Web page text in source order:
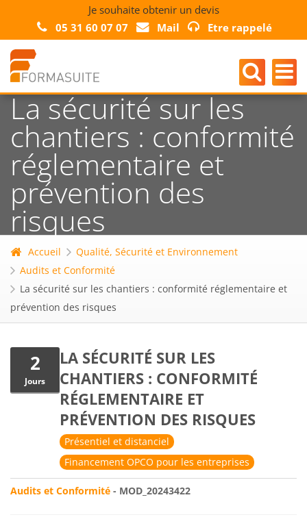
Je souhaite obtenir un devis
05 31 60 07 07
Mail Etre rappelé
La sécurité sur les
chantiers : conformité
réglementaire et
prévention des
risques
Accueil
Qualité, Sécurité et Environnement
Audits et Conformité
La sécurité sur les chantiers : conformité réglementaire et
prévention des risques
2
Jours
LA SÉCURITÉ SUR LES
CHANTIERS : CONFORMITÉ
RÉGLEMENTAIRE ET
PRÉVENTION DES RISQUES
Présentiel et distanciel
Financement OPCO pour les entreprises
Audits et Conformité - MOD_20243422